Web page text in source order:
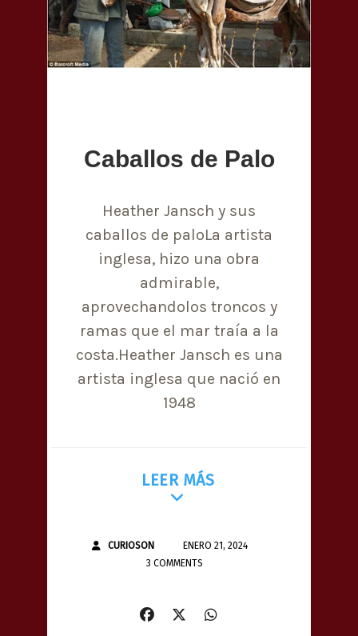
Caballos de Palo
Heather Jansch y sus
caballos de paloLa artista
inglesa, hizo una obra
admirable,
aprovechandolos troncos y
ramas que el mar traía a la
costa.Heather Jansch es una
artista inglesa que nació en
1948
LEER MÁS
CURIOSON
ENERO 21, 2024
3 COMMENTS